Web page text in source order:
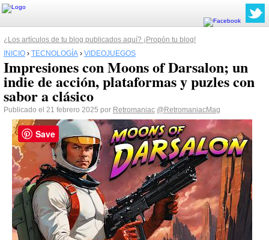
¿Los artículos de tu blog publicados aquí? ¡Propón tu blog!
INICIO › TECNOLOGÍA › VIDEOJUEGOS
Impresiones con Moons of Darsalon; un
indie de acción, plataformas y puzles con
sabor a clásico
Publicado el 21 febrero 2025 por Retromaniac @RetromaniacMag
Save